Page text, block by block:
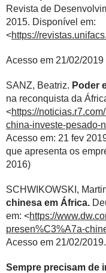
Revista de
2015. Disponível em:
<https://
Acesso em 21/02/2019
SANZ, Beatriz. Poder
na reconquista da
<https://
china-investe-pesado-
Acesso em: 21 fev
que apresenta os
2016)
SCHWIKOWSKI,
chinesa em África.
em: <https://
presen%C3%A7a-
Acesso em 21/02/2019.
Sempre precisam de